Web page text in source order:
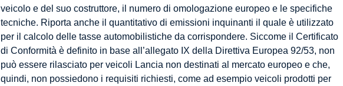
veicolo e del suo costruttore, il numero di omologazione europeo e le specifiche
tecniche. Riporta anche il quantitativo di emissioni inquinanti il quale è utilizzato
per il calcolo delle tasse automobilistiche da corrispondere. Siccome il Certificato
di Conformità è definito in base all’allegato IX della Direttiva Europea 92/53, non
può essere rilasciato per veicoli Lancia non destinati al mercato europeo e che,
quindi, non possiedono i requisiti richiesti, come ad esempio veicoli prodotti per